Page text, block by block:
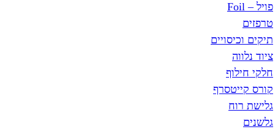
פויל – Foil
טרפזים
תיקים וכיסויים
ציוד נלווה
חלקי חילוף
קורס קייטסרף
גלישת רוח
גלשנים